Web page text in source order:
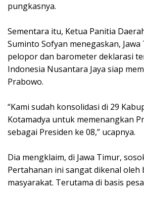
pungkasnya.
Sementara itu, Ketua Panitia
Suminto Sofyan menegaskan,
pelopor dan barometer deklarasi
Indonesia Nusantara Jaya siap
Prabowo.
“Kami sudah konsolidasi di 29
Kotamadya untuk memenangkan
sebagai Presiden ke 08,” ucapnya.
Dia mengklaim, di Jawa Timur,
Pertahanan ini sangat dikenal oleh
masyarakat. Terutama di basis